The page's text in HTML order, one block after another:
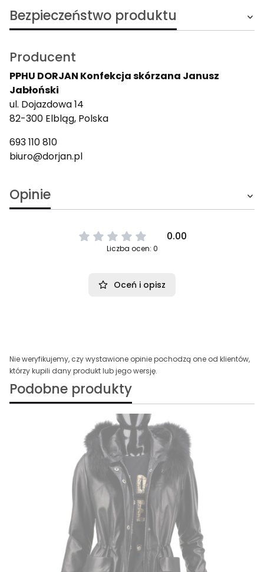
Bezpieczeństwo produktu
Producent
PPHU DORJAN Konfekcja skórzana Janusz
Jabłoński
ul. Dojazdowa 14
82-300 Elbląg, Polska
693 110 810
biuro@dorjan.pl
Opinie
0.00
Liczba ocen: 0
Oceń i opisz
Nie weryfikujemy, czy wystawione opinie pochodzą one od klientów,
którzy kupili dany produkt lub jego wersję.
Podobne produkty